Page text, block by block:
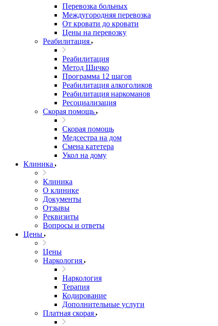
Перевозка больных
Междугородняя перевозка
От кровати до кровати
Цены на перевозку
Реабилитация
Реабилитация
Метод Шичко
Программа 12 шагов
Реабилитация алкоголиков
Реабилитация наркоманов
Ресоциализация
Скорая помощь
Скорая помощь
Медсестра на дом
Смена катетера
Укол на дому
Клиника
Клиника
О клинике
Документы
Отзывы
Реквизиты
Вопросы и ответы
Цены
Цены
Наркология
Наркология
Терапия
Кодирование
Дополнительные услуги
Платная скорая